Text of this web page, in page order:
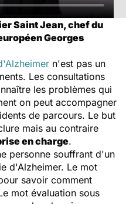
Saint Jean, chef du
Georges
n'est pas un
Les consultations
les problèmes qui
on peut accompagner
de parcours. Le but
mais au contraire
en charge.
personne souffrant d'un
d'Alzheimer. Le mot
savoir comment
mot évaluation sous